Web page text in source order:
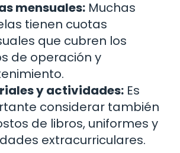
mensuales: Muchas
tienen cuotas
que cubren los
de operación y
y actividades: Es
considerar también
de libros, uniformes y
extracurriculares.